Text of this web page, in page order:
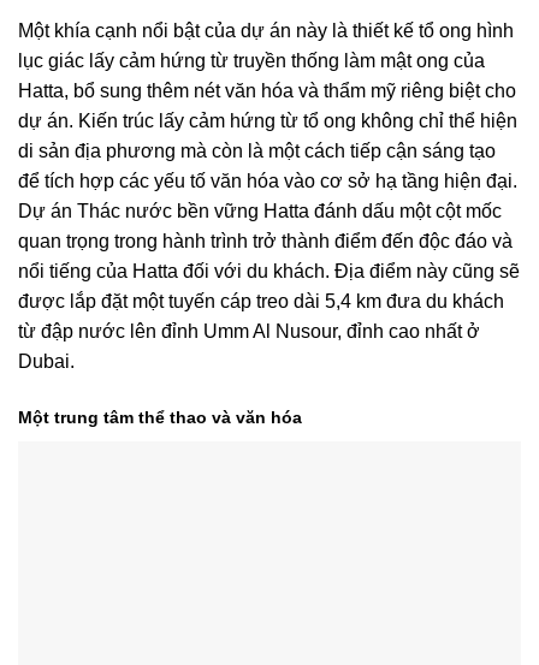
Một khía cạnh nổi bật của dự án này là thiết kế tổ ong hình
lục giác lấy cảm hứng từ truyền thống làm mật ong của
Hatta, bổ sung thêm nét văn hóa và thẩm mỹ riêng biệt cho
dự án. Kiến trúc lấy cảm hứng từ tổ ong không chỉ thể hiện
di sản địa phương mà còn là một cách tiếp cận sáng tạo
để tích hợp các yếu tố văn hóa vào cơ sở hạ tầng hiện đại.
Dự án Thác nước bền vững Hatta đánh dấu một cột mốc
quan trọng trong hành trình trở thành điểm đến độc đáo và
nổi tiếng của Hatta đối với du khách. Địa điểm này cũng sẽ
được lắp đặt một tuyến cáp treo dài 5,4 km đưa du khách
từ đập nước lên đỉnh Umm Al Nusour, đỉnh cao nhất ở
Dubai.
Một trung tâm thể thao và văn hóa